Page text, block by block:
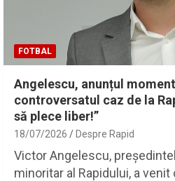
FOTBAL
Angelescu, anunțul
controversatul caz de la
să plece liber!”
18/07/2026 Despre Rapid
Victor Angelescu,
minoritar al Rapidului, a